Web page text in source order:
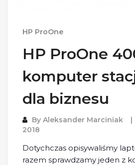
HP ProOne
HP ProOne
komputer
dla biznesu
By Aleksander Marciniak
2018
Dotychczas opisywaliśmy
razem sprawdzamy jeden z